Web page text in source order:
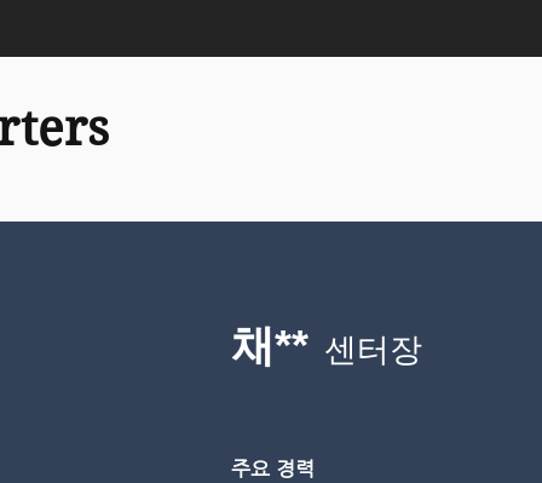
채** 센터장
주요 경력